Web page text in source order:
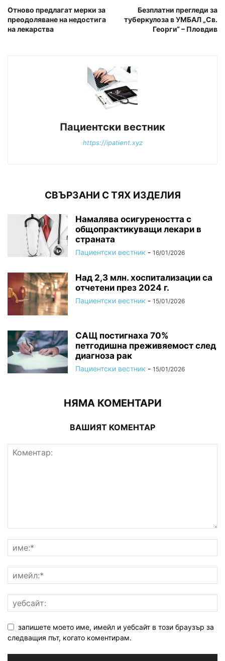
Отново предлагат мерки за
преодоляване на недостига
на лекарства
Безплатни прегледи за
туберкулоза в УМБАЛ „Св.
Георги“ – Пловдив
Пациентски вестник
https://ipatient.xyz
СВЪРЗАНИ С ТЯХ ИЗДЕЛИЯ
Намалява осигуреността с
общопрактикуващи лекари в
страната
Пациентски вестник - 16/01/2026
Над 2,3 млн. хоспитализации са
отчетени през 2024 г.
Пациентски вестник - 15/01/2026
САЩ постигнаха 70%
петгодишна преживяемост след
диагноза рак
Пациентски вестник - 15/01/2026
НЯМА КОМЕНТАРИ
ВАШИЯТ КОМЕНТАР
запишете моето име, имейл и уебсайт в този браузър за
следващия път, когато коментирам.